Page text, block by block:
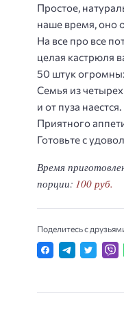
Простое,
наше время, оно
На все про все
целая кастрюля
50 штук
Семья из
и от пуза наестся.
Приятного
Готовьте с
Время
порции: 100 руб.
Поделитесь с